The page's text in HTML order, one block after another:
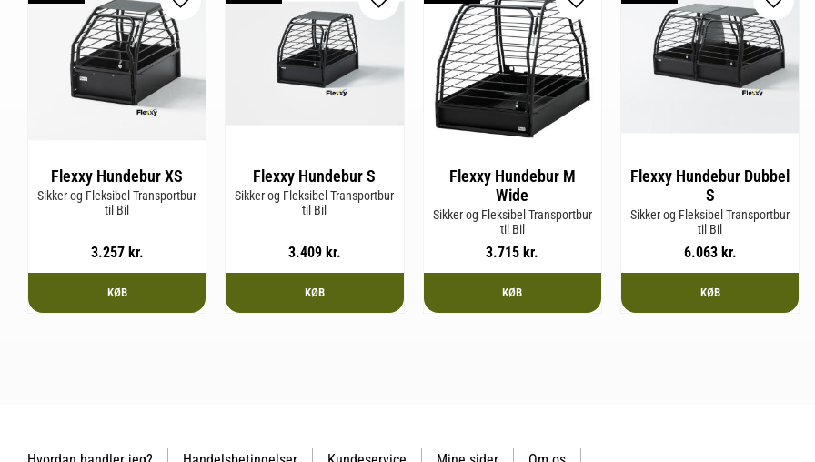
Flexxy Hundebur XS
Sikker og Fleksibel Transportbur
til Bil
3.257kr.
Gem som favorit
KØB
Flexxy Hundebur S
Sikker og Fleksibel Transportbur
til Bil
3.409kr.
Gem som favorit
KØB
Flexxy Hundebur M
Wide
Sikker og Fleksibel Transportbur
til Bil
3.715 kr.
Gem som favorit
KØB
Flexxy Hundebur Dubbel
S
Sikker og Fleksibel Transportbur
til Bil
6.063kr.
Gem
KØB